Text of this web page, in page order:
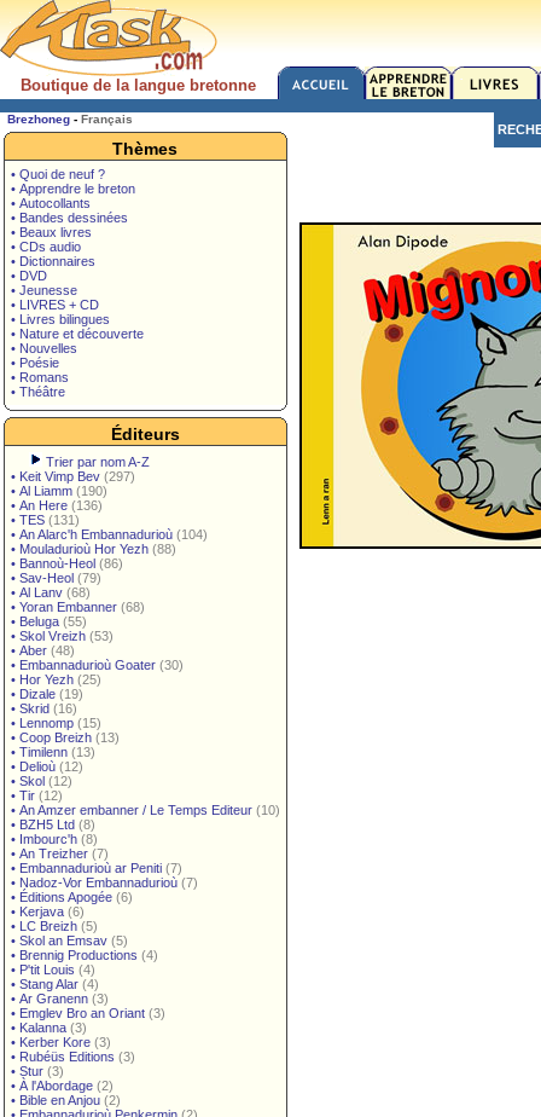
Boutique de la langue bretonne
Brezhoneg - Français
Thèmes
• Quoi de neuf ?
• Apprendre le breton
• Autocollants
• Bandes dessinées
• Beaux livres
• CDs audio
• Dictionnaires
• DVD
• Jeunesse
• LIVRES + CD
• Livres bilingues
• Nature et découverte
• Nouvelles
• Poésie
• Romans
• Théâtre
Éditeurs
Trier par nom A-Z
• Keit Vimp Bev (297)
• Al Liamm (190)
• An Here (136)
• TES (131)
• An Alarc'h Embannadurioù (104)
• Mouladurioù Hor Yezh (88)
• Bannoù-Heol (86)
• Sav-Heol (79)
• Al Lanv (68)
• Yoran Embanner (68)
• Beluga (55)
• Skol Vreizh (53)
• Aber (48)
• Embannadurioù Goater (30)
• Hor Yezh (25)
• Dizale (19)
• Skrid (16)
• Lennomp (15)
• Coop Breizh (13)
• Timilenn (13)
• Delioù (12)
• Skol (12)
• Tir (12)
• An Amzer embanner / Le Temps Editeur (10)
• BZH5 Ltd (8)
• Imbourc'h (8)
• An Treizher (7)
• Embannadurioù ar Peniti (7)
• Nadoz-Vor Embannadurioù (7)
• Éditions Apogée (6)
• Kerjava (6)
• LC Breizh (5)
• Skol an Emsav (5)
• Brennig Productions (4)
• P'tit Louis (4)
• Stang Alar (4)
• Ar Granenn (3)
• Emglev Bro an Oriant (3)
• Kalanna (3)
• Kerber Kore (3)
• Rubéüs Editions (3)
• Stur (3)
• À l'Abordage (2)
• Bible en Anjou (2)